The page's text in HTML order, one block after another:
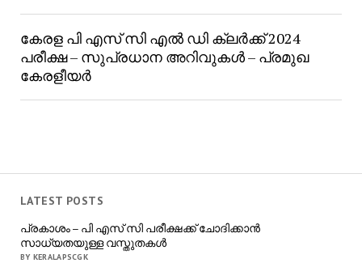
LATEST POSTS
പ്രകാശം – പി എസ് സി പരീക്ഷക്ക് ചോദിക്കാൻ
സാധ്യതയുള്ള വസ്തുതകൾ
BY KERALAPSCGK
കേരള പി എസ് സി എൽ ഡി ക്ലർക്ക് 2024
പരീക്ഷ – സുപ്രധാന അറിവുകൾ – പ്രമുഖ
കേരളീയർ